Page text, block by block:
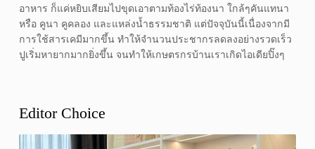
อาหาร ก็แค่หยิบเสียมไปขุดเอาตามท้องไร่ท้องนา ใกล้ๆคันแทนา
หรือ คูนา คูคลอง และแหล่งน้ำธรรมชาติ แต่ปัจจุบันนี้เนื่องจากมี
การใช้สารเคมีมากขึ้น ทำให้จำนวนประชากรลดลงอย่างรวดเร็ว
ปูเริ่มหายากมากยิ่งขึ้น จนทำให้เกษตรกรบ้านเราเกิดไอเดียปิ๊งๆ
Editor Choice